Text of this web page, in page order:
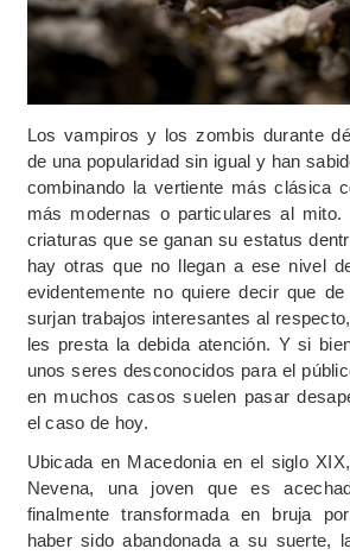
Los vampiros y los zombis durante
de una popularidad sin igual y han
combinando la vertiente más clásica
más modernas o particulares al
criaturas que se ganan su estatus
hay otras que no llegan a ese nivel
evidentemente no quiere decir que
surjan trabajos interesantes al
les presta la debida atención. Y si
unos seres desconocidos para el
en muchos casos suelen pasar
el caso de hoy.
Ubicada en Macedonia en el siglo
Nevena, una joven que es
finalmente transformada en bruja
haber sido abandonada a su suerte,